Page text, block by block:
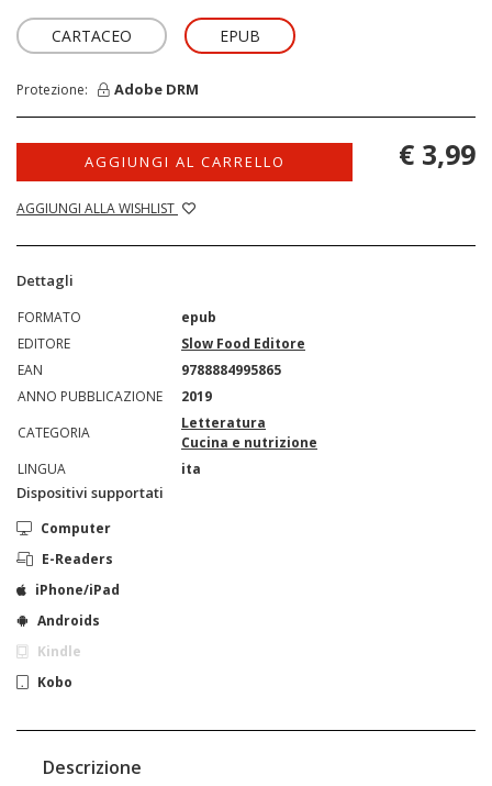
CARTACEO EPUB
Protezione: Adobe DRM
AGGIUNGI AL CARRELLO
AGGIUNGI ALLA WISHLIST
€ 3,99
Dettagli
FORMATO
epub
EDITORE
Slow Food Editore
EAN
9788884995865
ANNO PUBBLICAZIONE
2019
CATEGORIA
Letteratura
Cucina e nutrizione
LINGUA
ita
Dispositivi supportati
Computer
E-Readers
iPhone/iPad
Androids
Kindle
Kobo
Descrizione